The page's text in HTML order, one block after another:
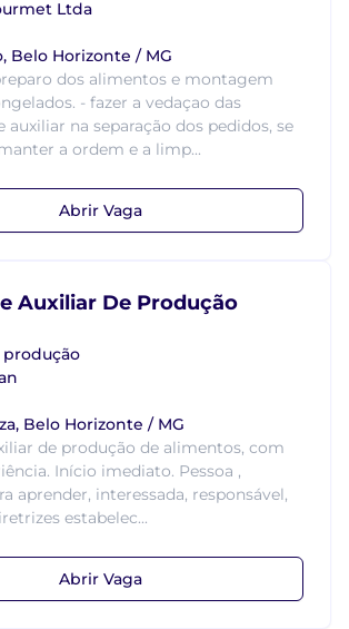
Ltda
Belo Horizonte / MG
dos alimentos e montagem
- fazer a vedaçao das
auxiliar na separação dos pedidos, se
a ordem e a limp...
Abrir Vaga
Auxiliar De Produção
Belo Horizonte / MG
de produção de alimentos, com
Início imediato. Pessoa ,
aprender, interessada, responsável,
estabelec...
Abrir Vaga